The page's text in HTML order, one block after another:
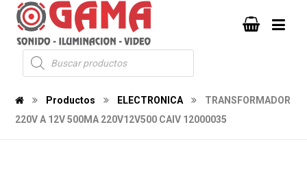
Productos ELECTRONICA
TRANSFORMADOR
220V A 12V 500MA 220V12V500 CAIV 12000035